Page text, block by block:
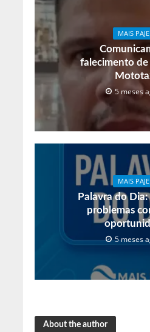
MAIS
falecimento
5 meses
MAIS
Palavra do Dia:
problemas
5 meses
About the author